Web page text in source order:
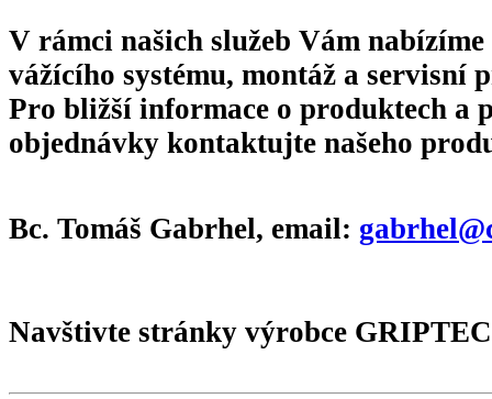
V rámci našich služeb Vám
vážícího systému, montáž a servisní
Pro bližší informace o produktech a
objednávky kontaktujte našeho
Bc. Tomáš Gabrhel, email:
Navštivte stránky výrobce